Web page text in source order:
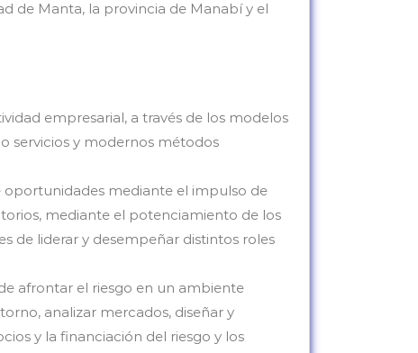
de Manta, la provincia de Manabí y el
empresarial, a través de los modelos
servicios y modernos métodos
oportunidades mediante el impulso de
mediante el potenciamiento de los
de liderar y desempeñar distintos roles
afrontar el riesgo en un ambiente
analizar mercados, diseñar y
y la financiación del riesgo y los